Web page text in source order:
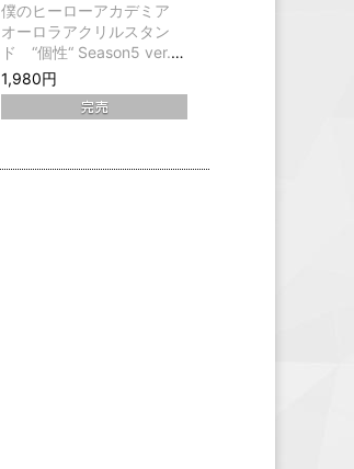
僕のヒーローアカデミア
オーロラアクリルスタン
ド “個性“ Season5 ver.
轟焦凍
1,980円